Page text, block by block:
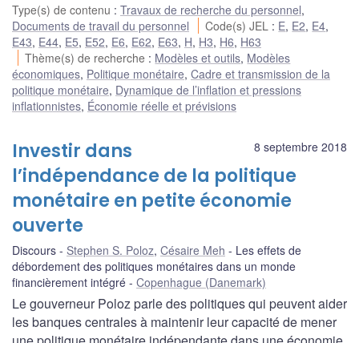
Type(s) de contenu : Travaux de recherche du personnel,
Documents de travail du personnel
Code(s) JEL : E, E2, E4,
E43, E44, E5, E52, E6, E62, E63, H, H3, H6, H63
Thème(s) de recherche : Modèles et outils, Modèles
économiques, Politique monétaire, Cadre et transmission de la
politique monétaire, Dynamique de l’inflation et pressions
inflationnistes, Économie réelle et prévisions
8 septembre 2018
Investir dans
l’indépendance de la politique
monétaire en petite économie
ouverte
Discours Stephen S. Poloz, Césaire Meh
Les effets de
débordement des politiques monétaires dans un monde
financièrement intégré
Copenhague (Danemark)
Le gouverneur Poloz parle des politiques qui peuvent aider
les banques centrales à maintenir leur capacité de mener